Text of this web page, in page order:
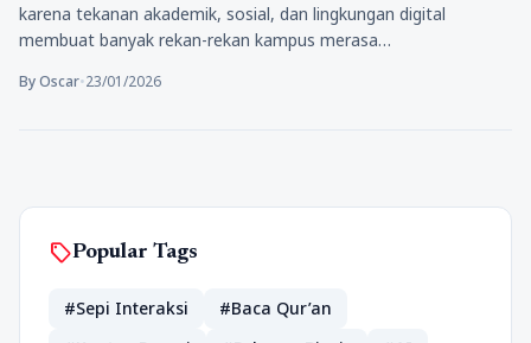
karena tekanan akademik, sosial, dan lingkungan digital
membuat banyak rekan-rekan kampus merasa…
By Oscar•23/01/2026
sellPopular Tags
#Sepi Interaksi
#Baca Qur’an